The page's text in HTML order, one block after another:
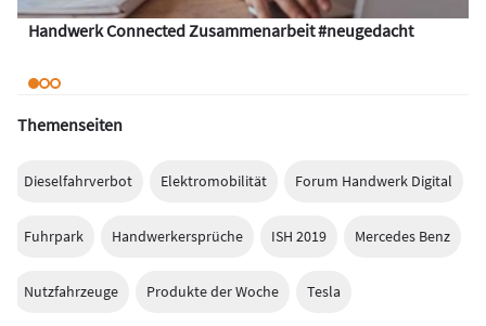
Handwerk Connected Zusammenarbeit #neugedacht
Themenseiten
Dieselfahrverbot Elektromobilität Forum Handwerk Digital
Fuhrpark Handwerkersprüche ISH 2019 Mercedes Benz
Nutzfahrzeuge Produkte der Woche Tesla